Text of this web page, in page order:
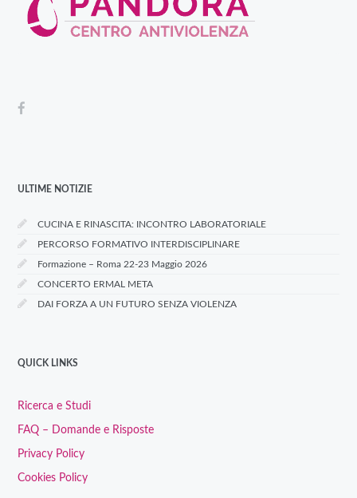
ULTIME NOTIZIE
CUCINA E RINASCITA: INCONTRO LABORATORIALE
PERCORSO FORMATIVO INTERDISCIPLINARE
Formazione – Roma 22-23 Maggio 2026
CONCERTO ERMAL META
DAI FORZA A UN FUTURO SENZA VIOLENZA
QUICK LINKS
Ricerca e Studi
FAQ – Domande e Risposte
Privacy Policy
Cookies Policy